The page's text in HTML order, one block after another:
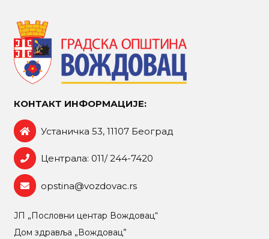
КОНТАКТ ИНФОРМАЦИЈЕ:
Устаничка 53, 11107 Београд
Централа: 011/ 244-7420
opstina@vozdovac.rs
ЈП „Пословни центар Вождовац“
Дом здравља „Вождовац”